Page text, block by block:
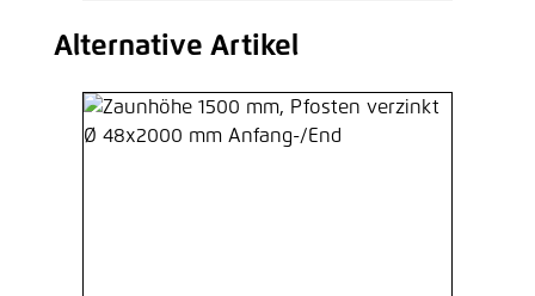
Produktgalerie überspringen
Alternative Artikel